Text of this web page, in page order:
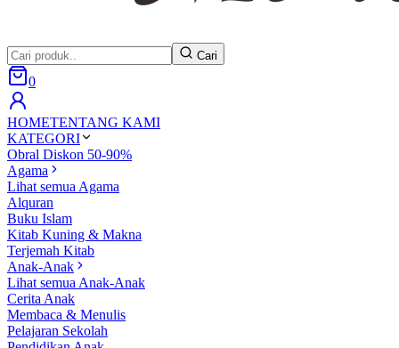
Cari
0
HOMETENTANG KAMI
KATEGORI
Obral Diskon 50-90%
Agama
Lihat semua Agama
Alquran
Buku Islam
Kitab Kuning & Makna
Terjemah Kitab
Anak-Anak
Lihat semua Anak-Anak
Cerita Anak
Membaca & Menulis
Pelajaran Sekolah